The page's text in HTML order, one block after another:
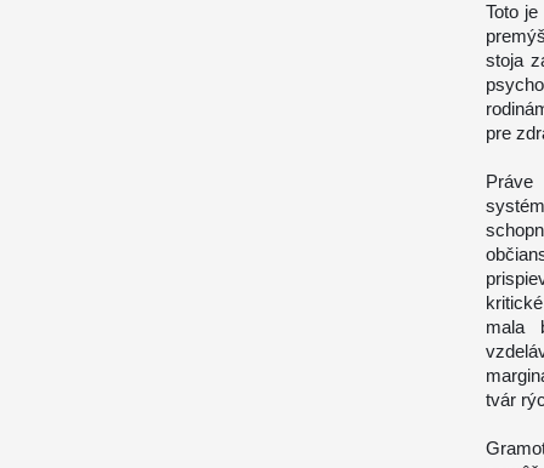
Toto
stoja
pre
mala
tvár